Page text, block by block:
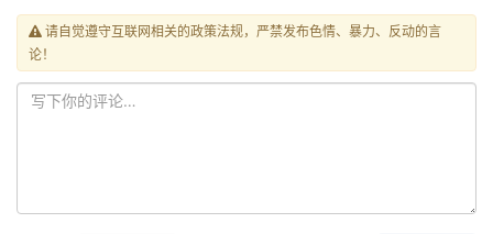
请自觉遵守互联网相关的政策法规，严禁发布色情、暴力、反动的言
论！